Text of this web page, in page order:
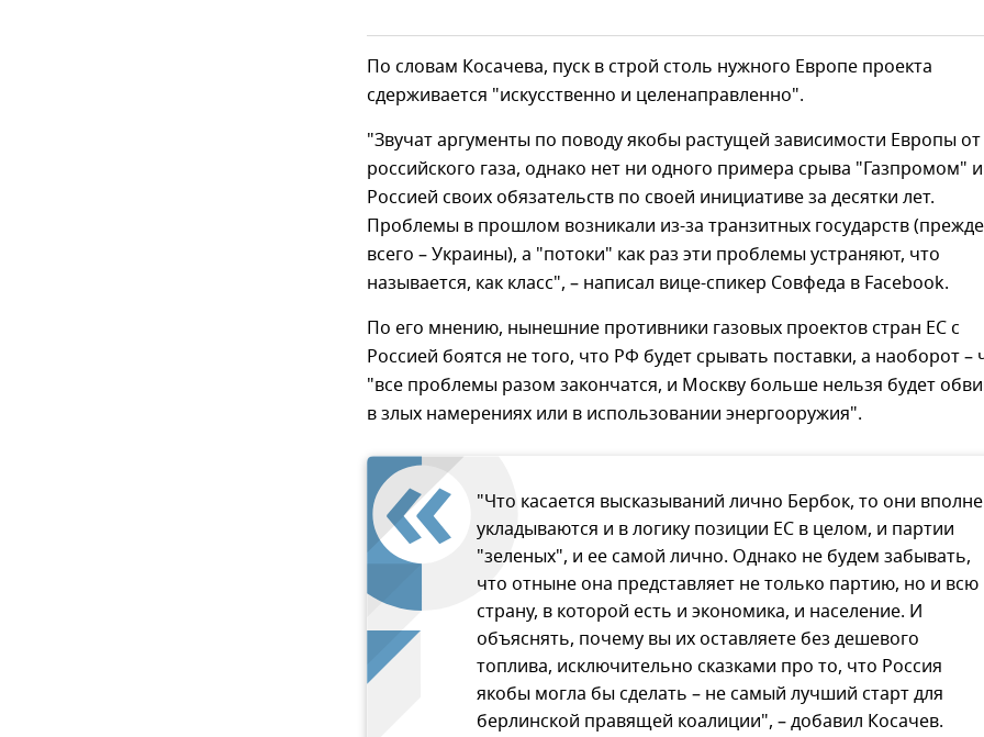
По словам Косачева, пуск в строй столь нужного Европе проекта
сдерживается "искусственно и целенаправленно".
"Звучат аргументы по поводу якобы растущей зависимости Европы от
российского газа, однако нет ни одного примера срыва "Газпромом" и
Россией своих обязательств по своей инициативе за десятки лет.
Проблемы в прошлом возникали из-за транзитных государств (прежде
всего – Украины), а "потоки" как раз эти проблемы устраняют, что
называется, как класс", – написал вице-спикер Совфеда в Facebook.
По его мнению, нынешние противники газовых проектов стран ЕС с
Россией боятся не того, что РФ будет срывать поставки, а наоборот –
"все проблемы разом закончатся, и Москву больше нельзя будет
в злых намерениях или в использовании энергооружия".
"Что касается высказываний лично Бербок, то они вполне
укладываются и в логику позиции ЕС в целом, и партии
"зеленых", и ее самой лично. Однако не будем забывать,
что отныне она представляет не только партию, но и всю
страну, в которой есть и экономика, и население. И
объяснять, почему вы их оставляете без дешевого
топлива, исключительно сказками про то, что Россия
якобы могла бы сделать – не самый лучший старт для
берлинской правящей коалиции", – добавил Косачев.